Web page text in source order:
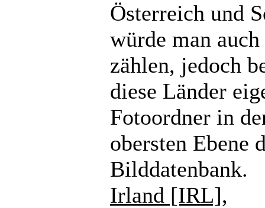
Österreich und
würde man auch
zählen, jedoch
diese Länder
Fotoordner in
obersten Ebene
Bilddatenbank.
Irland [IRL],